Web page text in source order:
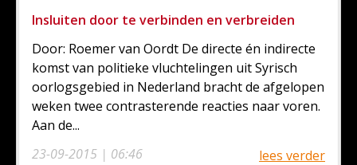
Insluiten door te verbinden en verbreiden
23-09-2015 | 06:46
Door: Roemer van Oordt De directe én indirecte
komst van politieke vluchtelingen uit Syrisch
oorlogsgebied in Nederland bracht de afgelopen
weken twee contrasterende reacties naar voren.
Aan de...
lees verder